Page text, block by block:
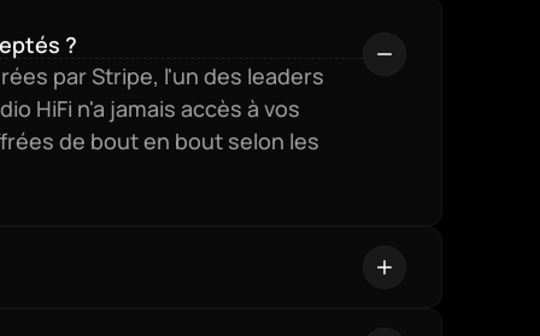
?
par Stripe, l'un des leaders
HiFi n'a jamais accès à vos
de bout en bout selon les